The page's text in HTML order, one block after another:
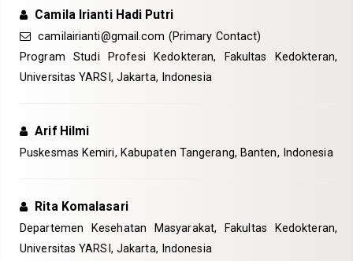
Camila Irianti Hadi Putri
camilairianti@gmail.com (Primary Contact)
Program Studi Profesi Kedokteran, Fakultas Kedokteran,
Universitas YARSI, Jakarta, Indonesia
Arif Hilmi
Puskesmas Kemiri, Kabupaten Tangerang, Banten, Indonesia
Rita Komalasari
Departemen Kesehatan Masyarakat, Fakultas Kedokteran,
Universitas YARSI, Jakarta, Indonesia